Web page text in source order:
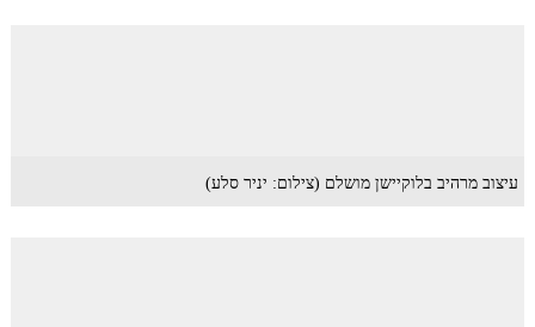
עיצוב מרהיב בלוקיישן מושלם (צילום: יניר סלע)